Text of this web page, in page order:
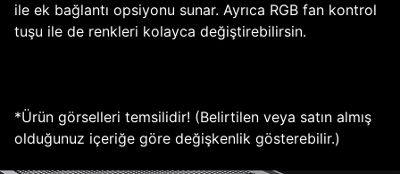
ile ek bağlantı opsiyonu sunar. Ayrıca RGB fan kontrol
tuşu ile de renkleri kolayca değiştirebilirsin.
*Ürün görselleri temsilidir! (Belirtilen veya satın almış
olduğunuz içeriğe göre değişkenlik gösterebilir.)